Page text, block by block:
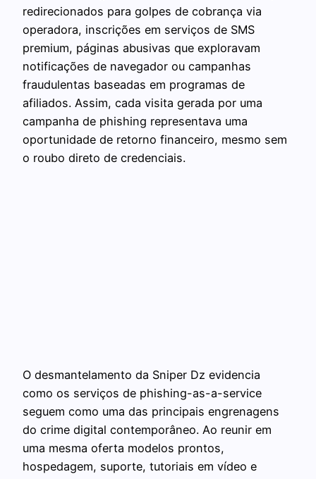
redirecionados para golpes de cobrança via
operadora, inscrições em serviços de SMS
premium, páginas abusivas que exploravam
notificações de navegador ou campanhas
fraudulentas baseadas em programas de
afiliados. Assim, cada visita gerada por uma
campanha de phishing representava uma
oportunidade de retorno financeiro, mesmo sem
o roubo direto de credenciais.
O desmantelamento da Sniper Dz evidencia
como os serviços de phishing-as-a-service
seguem como uma das principais engrenagens
do crime digital contemporâneo. Ao reunir em
uma mesma oferta modelos prontos,
hospedagem, suporte, tutoriais em vídeo e